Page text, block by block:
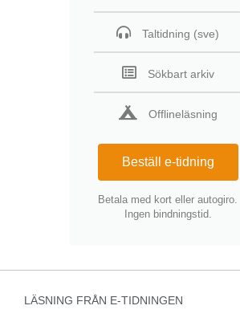
Taltidning (sve)
Sökbart arkiv
Offlineläsning
Beställ e-tidning
Betala med kort eller autogiro.
Ingen bindningstid.
LÄSNING FRÅN E-TIDNINGEN